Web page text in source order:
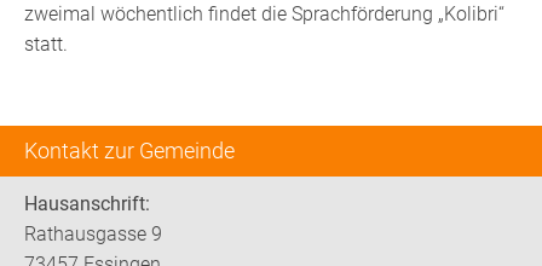
Kontakt zur Gemeinde
Hausanschrift:
Rathausgasse 9
zweimal wöchentlich findet die Sprachförderung „Kolibri“
statt.